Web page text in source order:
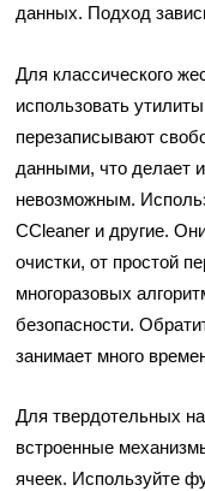
данных. Подход
Для классического
использовать
перезаписывают
данными, что делает
невозможным.
CCleaner и другие.
очистки, от простой
многоразовых
безопасности.
занимает много
Для твердотельных
встроенные
ячеек. Используйте